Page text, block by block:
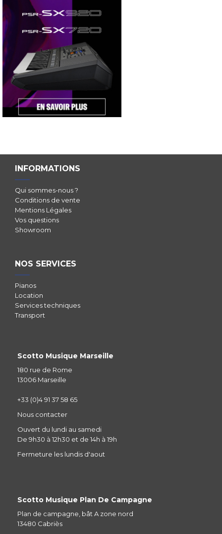
INFORMATIONS
Qui sommes-nous ?
Conditions de vente
Mentions Légales
Vos questions
Showroom
NOS SERVICES
Pianos
Location
Services techniques
Transport
Scotto Musique Marseille
180 rue de Rome
13006 Marseille
+33 (0)4 91 37 58 65
Nous contacter
Ouvert du lundi au samedi
De 9h30 à 12h30 et de 14h à 19h
Fermeture les lundis d'aout
Scotto Musique Plan De Campagne
Plan de campagne, bât A zone nord
13480 Cabriès